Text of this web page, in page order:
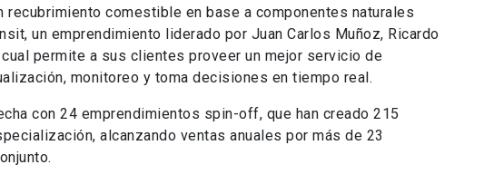
comestible en base a componentes naturales
un emprendimiento liderado por Juan Carlos Muñoz, Ricardo
permite a sus clientes proveer un mejor servicio de
monitoreo y toma decisiones en tiempo real.
con 24 emprendimientos spin-off, que han creado 215
alcanzando ventas anuales por más de 23